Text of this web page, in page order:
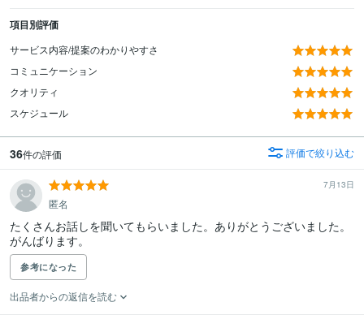
項目別評価
サービス内容/提案のわかりやすさ
コミュニケーション
クオリティ
スケジュール
36件の評価 評価で絞り込む
7月13日
匿名
たくさんお話しを聞いてもらいました。ありがとうございました。
参考になった
出品者からの返信を読む